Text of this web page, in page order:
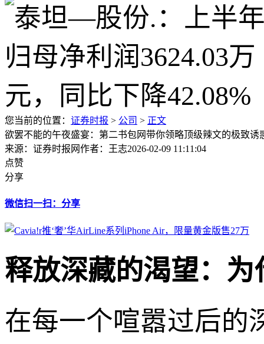
您当前的位置： 证券时报 > 公司 > 正文
欲罢不能的午夜盛宴：第二书包网带你领略顶级辣文的极致诱
来源：证券时报网作者：王志2026-02-09 11:11:04
点赞
分享
微信扫一扫：分享
释放深藏的渴望：
在每一个喧嚣过后的